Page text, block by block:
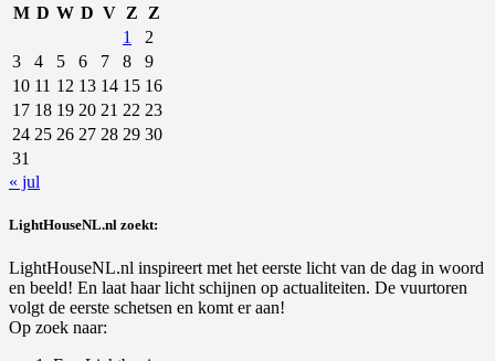
M D W D V Z
Z
1
2
3
4 5 6 7 8
9
10 11 12 13 14 15 16
17 18 19 20 21 22 23
24 25 26 27 28 29 30
31
« jul
LightHouseNL.nl zoekt:
LightHouseNL.nl inspireert met het eerste licht van de dag in woord
en beeld! En laat haar licht schijnen op actualiteiten. De vuurtoren
volgt de eerste schetsen en komt er aan!
Op zoek naar: